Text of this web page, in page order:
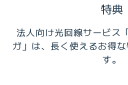
特典
法人向け光回線サービス
ガ」は、長く使えるお得
す。